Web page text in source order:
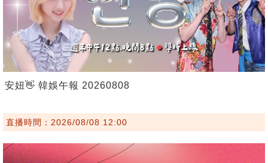
安妞👋 韓娛午報 20260808
直播時間：2026/08/08 12:00